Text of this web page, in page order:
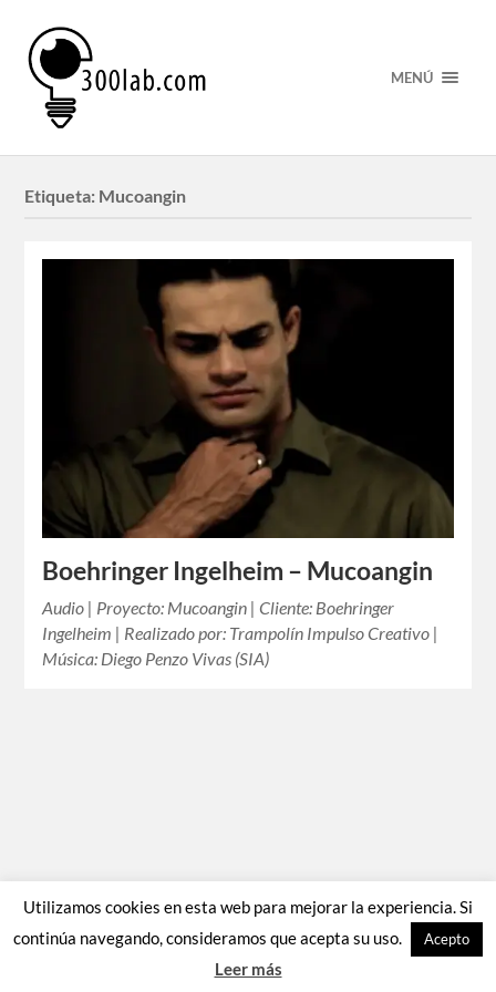
MENÚ
Etiqueta: Mucoangin
Boehringer Ingelheim – Mucoangin
Audio | Proyecto: Mucoangin | Cliente: Boehringer
Ingelheim | Realizado por: Trampolín Impulso Creativo |
Música: Diego Penzo Vivas (SIA)
Utilizamos cookies en esta web para mejorar la experiencia. Si
continúa navegando, consideramos que acepta su uso.
Acepto
Leer más